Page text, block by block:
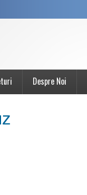
Despre Noi